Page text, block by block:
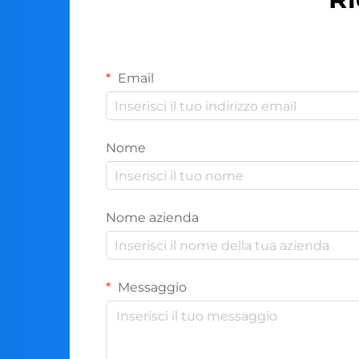
Email
Nome
Nome azienda
Messaggio